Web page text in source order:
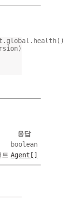
health()
응답
boolean
Agent[]